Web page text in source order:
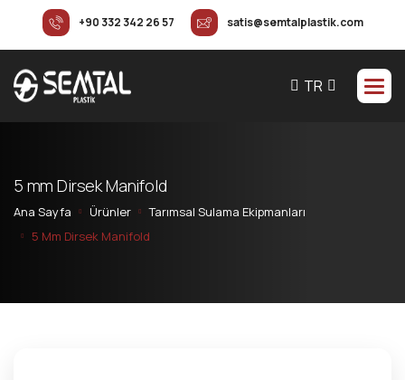
+90 332 342 26 57 satis@semtalplastik.com
TR
5 mm DirsekManifold
Ana Sayfa Ürünler
Tarımsal Sulama Ekipmanları
5 Mm Dirsek Manifold